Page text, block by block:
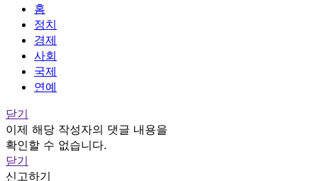
홈
정치
경제
사회
국제
연예
닫기
이제 해당 작성자의 댓글 내용을
확인할 수 없습니다.
닫기
신고하기